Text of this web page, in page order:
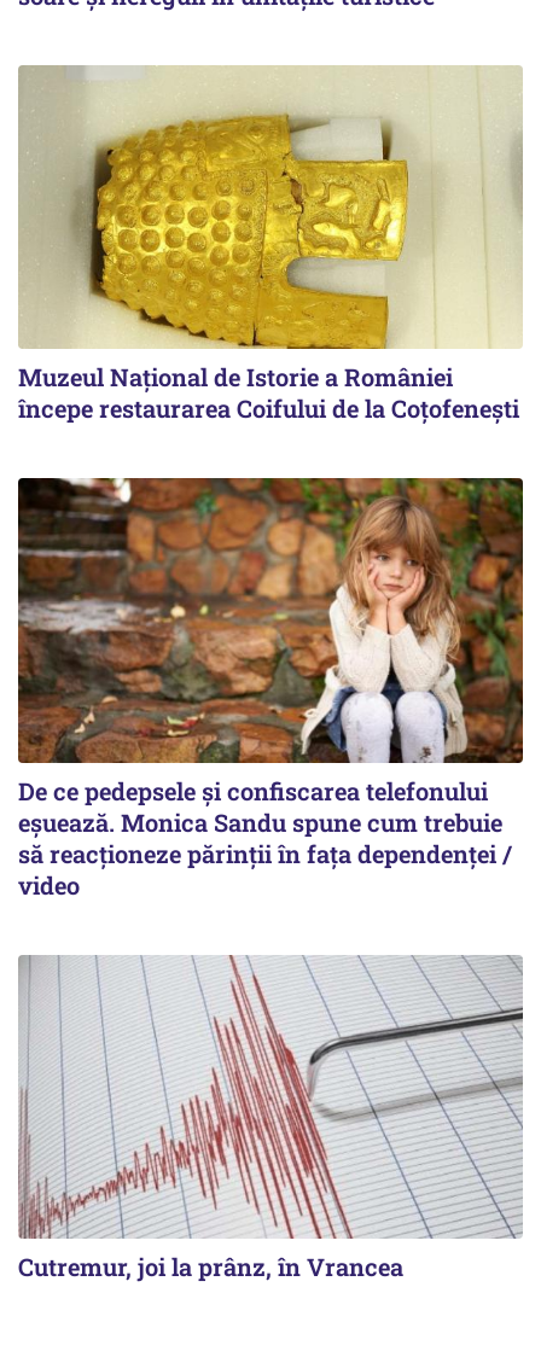
Muzeul Național de Istorie a României
începe restaurarea Coifului de la Coțofenești
De ce pedepsele și confiscarea telefonului
eșuează. Monica Sandu spune cum trebuie
să reacționeze părinții în fața dependenței /
video
Cutremur, joi la prânz, în Vrancea